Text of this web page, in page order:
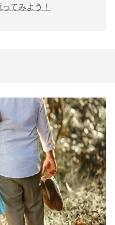
てみよう！